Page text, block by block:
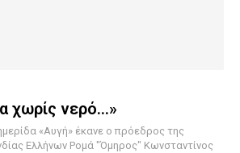
χωρίς νερό…»
«Αυγή» έκανε ο πρόεδρος της
Ελλήνων Ρομά "Όμηρος" Κωνσταντίνος